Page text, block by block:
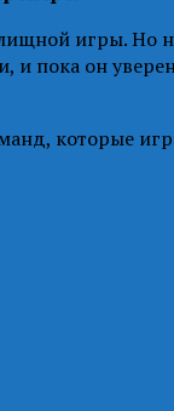
игры. Но
и пока он
которые